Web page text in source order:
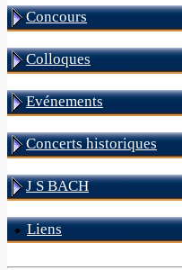
Concours
Colloques
Evénements
Concerts historiques
J S BACH
Liens